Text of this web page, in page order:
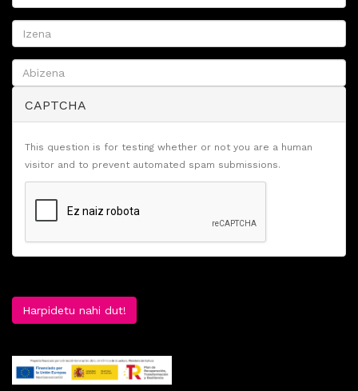
CAPTCHA
This question is for testing whether or not you are a human
visitor and to prevent automated spam submissions.
Harpidetu nahi dut!